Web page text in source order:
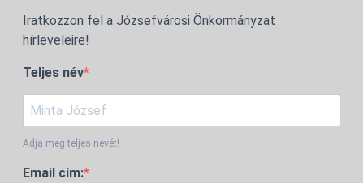
Iratkozzon fel a Józsefvárosi Önkormányzat
hírleveleire!
Teljes név
Adja meg teljes nevét!
Email cím: